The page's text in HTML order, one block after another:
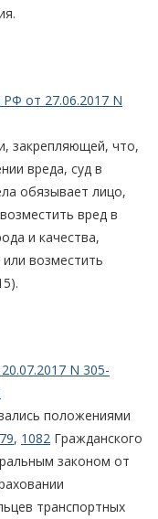
от 27.06.2017 N
закрепляющей, что,
вреда, суд в
обязывает лицо,
вред в
и качества,
возместить
N 305-
положениями
, 1082 Гражданского
законом от
транспортных